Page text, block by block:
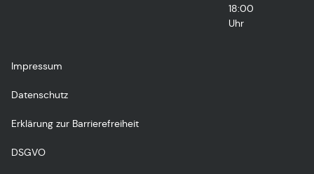
18:00
Uhr
Impressum
Datenschutz
Erklärung zur Barrierefreiheit
DSGVO